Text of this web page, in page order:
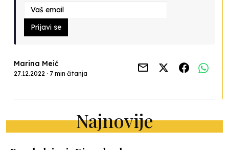
Prijavi se
Marina Meić
27.12.2022 · 7 min čitanja
Najnovije